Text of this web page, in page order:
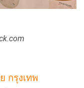
กรุงเทพ